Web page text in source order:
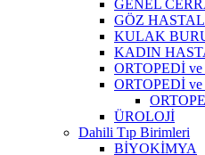
GENEL
GÖZ
KULAK
KADIN
ORTOPEDİ
ORTOPEDİ
ÜROLOJİ
Dahili Tıp Birimleri
BİYOKİMYA